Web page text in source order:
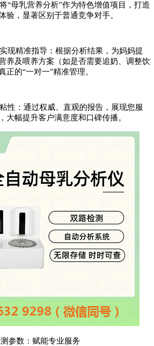
“母乳营养分析”作为特色增值项目，打造
验，显著区别于普通竞争对手。
实现精准指导：根据分析结果，为妈妈提
养及喂养方案（如是否需要追奶、调整饮
正的“一对一”精准管理。
性：通过权威、直观的报告，展现您服
大幅提升客户满意度和口碑传播。
参数：赋能专业服务